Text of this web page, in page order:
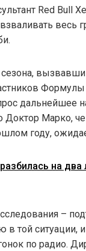
Red Bull
весь
Формулы
дальнейшее
Доктор Марко,
году,
на два
–
в той ситуации,
по радио.